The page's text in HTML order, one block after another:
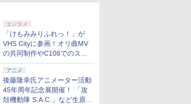
エンタメ
「けもみみりふれっ！」が
VHS Cityに参画！オリ曲MV
の共同制作やC108でのスペ
シャルコラボ広告を掲出
アニメ
後藤隆幸氏アニメーター活動
45年周年記念展開催！ 「攻
殻機動隊 S.A.C.」など生原